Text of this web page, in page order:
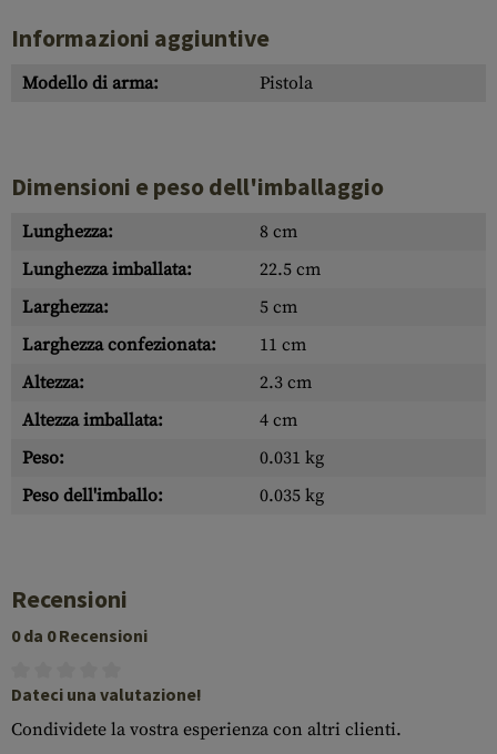
Informazioni aggiuntive
Modello di arma: Pistola
Dimensioni e peso dell'imballaggio
Lunghezza:
8 cm
Lunghezza imballata:
22.5 cm
Larghezza:
5 cm
Larghezza confezionata:
11 cm
Altezza:
2.3 cm
Altezza imballata:
4 cm
Peso:
0.031 kg
Peso dell'imballo:
0.035 kg
Recensioni
0 da 0 Recensioni
Dateci una valutazione!
Condividete la vostra esperienza con altri clienti.